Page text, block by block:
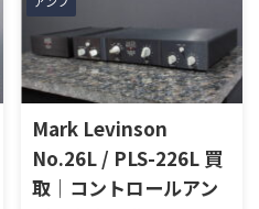
査定いたしました。 買取商
品：SANSUI AU-D907 LIMITED
メーカー：SANSUI / 山水 / ...
山梨県大月市で、生前整理に伴
いJBLの大型スピーカー「C50
OLYMPUS S7R」を出張買取さ
せていただきました。今回の
お品物は、長年大切に音楽を
楽しまれてきたご本人様より、
オーディオ機器の整理を進めた
いとのご相談をいただいたも
のです。 JBL C50 OLYMPUS
Mark Levinson
No.26L / PLS-226L 買
取｜コントロールアン